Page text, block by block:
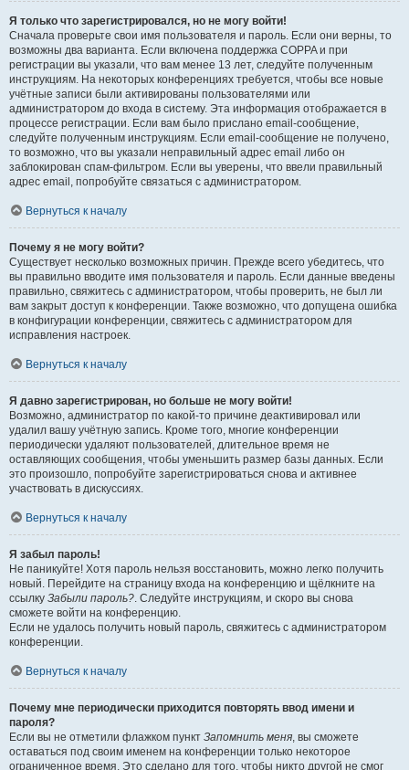
Я только что зарегистрировался, но не могу войти!
Сначала проверьте свои имя пользователя и пароль. Если они верны, то
возможны два варианта. Если включена поддержка COPPA и при
регистрации вы указали, что вам менее 13 лет, следуйте полученным
инструкциям. На некоторых конференциях требуется, чтобы все новые
учётные записи были активированы пользователями или
администратором до входа в систему. Эта информация отображается в
процессе регистрации. Если вам было прислано email-сообщение,
следуйте полученным инструкциям. Если email-сообщение не получено,
то возможно, что вы указали неправильный адрес email либо он
заблокирован спам-фильтром. Если вы уверены, что ввели правильный
адрес email, попробуйте связаться с администратором.
Вернуться к началу
Почему я не могу войти?
Существует несколько возможных причин. Прежде всего убедитесь, что
вы правильно вводите имя пользователя и пароль. Если данные введены
правильно, свяжитесь с администратором, чтобы проверить, не был ли
вам закрыт доступ к конференции. Также возможно, что допущена ошибка
в конфигурации конференции, свяжитесь с администратором для
исправления настроек.
Вернуться к началу
Я давно зарегистрирован, но больше не могу войти!
Возможно, администратор по какой-то причине деактивировал или
удалил вашу учётную запись. Кроме того, многие конференции
периодически удаляют пользователей, длительное время не
оставляющих сообщения, чтобы уменьшить размер базы данных. Если
это произошло, попробуйте зарегистрироваться снова и активнее
участвовать в дискуссиях.
Вернуться к началу
Я забыл пароль!
Не паникуйте! Хотя пароль нельзя восстановить, можно легко получить
новый. Перейдите на страницу входа на конференцию и щёлкните на
ссылку Забыли пароль?. Следуйте инструкциям, и скоро вы снова
сможете войти на конференцию.
Если не удалось получить новый пароль, свяжитесь с администратором
конференции.
Вернуться к началу
Почему мне периодически приходится повторять ввод имени и
пароля?
Если вы не отметили флажком пункт Запомнить меня, вы сможете
оставаться под своим именем на конференции только некоторое
ограниченное время. Это сделано для того, чтобы никто другой не смог